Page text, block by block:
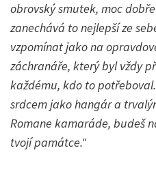
obrovský smutek, moc
zanechává to nejlepší ze
vzpomínat jako na
záchranáře, který byl vždy
každému, kdo to
srdcem jako hangár a
Romane kamaráde, budeš
tvojí památce."